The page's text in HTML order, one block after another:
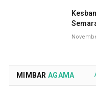
MIMBAR AGAMA